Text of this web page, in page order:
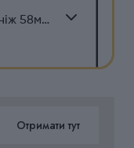
Швейцарський складаний ніж 58мм Victorinox ESCORT 0.6123
Отримати тут